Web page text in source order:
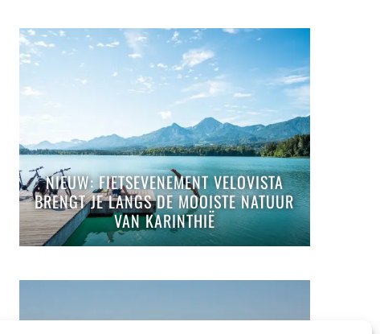
NIEUW: FIETSEVENEMENT VELOVISTA
BRENGT JE LANGS DE MOOISTE NATUUR
VAN KARINTHIË